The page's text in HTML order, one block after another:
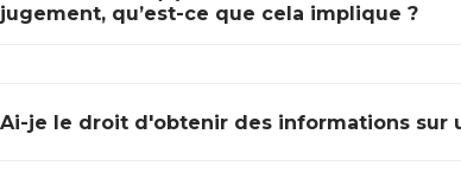
jugement, qu’est-ce que cela implique ?
Ai-je le droit d'obtenir des informations sur